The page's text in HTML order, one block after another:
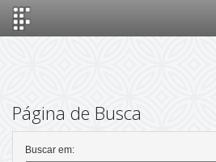
Página de Busca
Buscar em: